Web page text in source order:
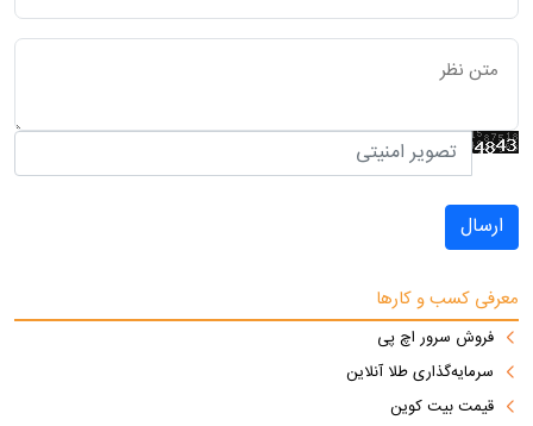
ارسال
معرفی کسب و کارها
فروش سرور اچ پی
سرمایه‌گذاری طلا آنلاین
قیمت بیت کوین